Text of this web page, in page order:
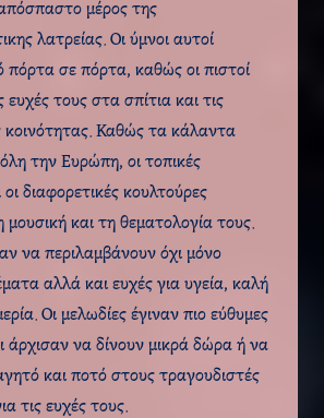
μέρος της
λατρείας. Οι ύμνοι αυτοί
σε πόρτα, καθώς οι πιστοί
τους στα σπίτια και τις
κοινότητας. Καθώς τα κάλαντα
την Ευρώπη, οι τοπικές
διαφορετικές κουλτούρες
μουσική και τη θεματολογία τους.
να περιλαμβάνουν όχι μόνο
αλλά και ευχές για υγεία, καλή
Οι μελωδίες έγιναν πιο εύθυμες
άρχισαν να δίνουν μικρά δώρα ή να
και ποτό στους τραγουδιστές
τις ευχές τους.